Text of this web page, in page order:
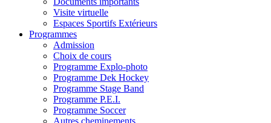
Visite virtuelle
Espaces Sportifs Extérieurs
Programmes
Admission
Choix de cours
Programme Explo-photo
Programme Dek Hockey
Programme Stage Band
Programme P.E.I.
Programme Soccer